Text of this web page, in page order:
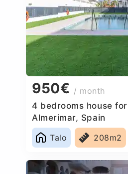
950€ / month
4 bedrooms house
Almerimar, Spain
Talo
208m2